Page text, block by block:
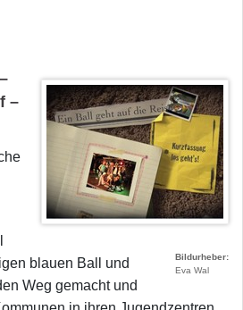
–
Bildurheber
Eva Wal
blauen Ball und
Weg gemacht und